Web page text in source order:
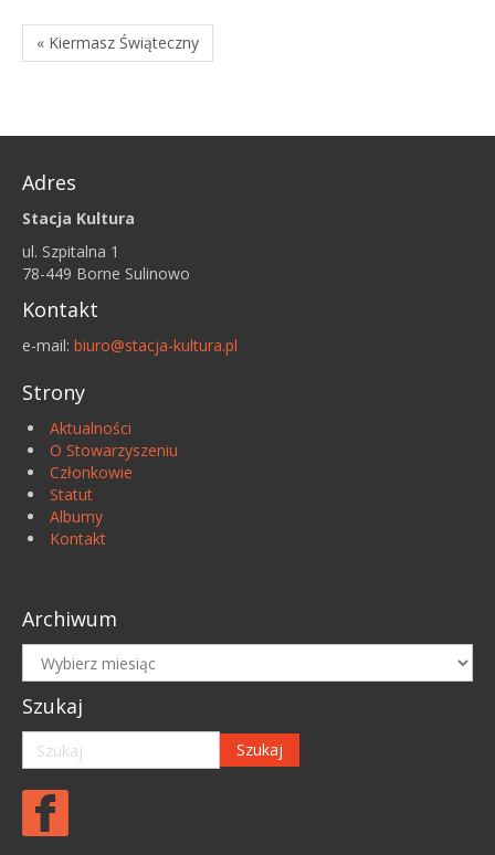
« Kiermasz Świąteczny
Adres
Stacja Kultura
ul. Szpitalna 1
78-449 Borne Sulinowo
Kontakt
e-mail: biuro@stacja-kultura.pl
Strony
Aktualności
O Stowarzyszeniu
Członkowie
Statut
Albumy
Kontakt
Archiwum
Archiwum
Szukaj